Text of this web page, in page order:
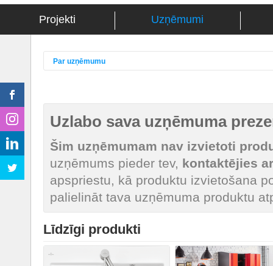
Projekti Uzņēmumi
Par uzņēmumu
Uzlabo sava uzņēmuma
Šim uzņēmumam nav izvietoti
uzņēmums pieder tev, kontaktējies
apspriestu, kā produktu izvietošana
palielināt tava uzņēmuma produktu
Līdzīgi produkti